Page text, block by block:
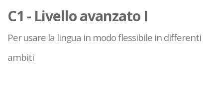
C1 - Livello avanzato I
Per usare la lingua in modo flessibile in differenti
ambiti